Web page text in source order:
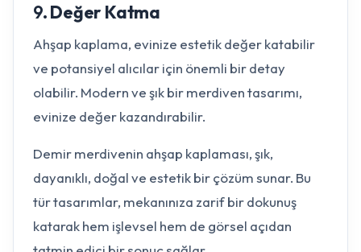
9.Değer Katma
Ahşap kaplama, evinize estetik değer katabilir
ve potansiyel alıcılar için önemli bir detay
olabilir. Modern ve şık bir merdiven tasarımı,
evinize değer kazandırabilir.
Demir merdivenin ahşap kaplaması, şık,
dayanıklı, doğal ve estetik bir çözüm sunar. Bu
tür tasarımlar, mekanınıza zarif bir dokunuş
katarak hem işlevsel hem de görsel açıdan